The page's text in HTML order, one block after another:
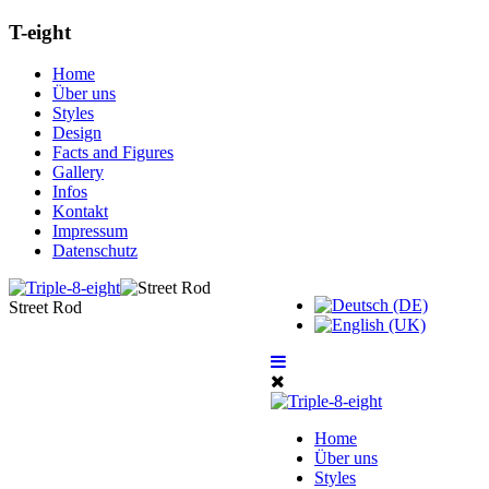
T-eight
Home
Über uns
Styles
Design
Facts and Figures
Gallery
Infos
Kontakt
Impressum
Datenschutz
Home
Über uns
Styles
Street Rod